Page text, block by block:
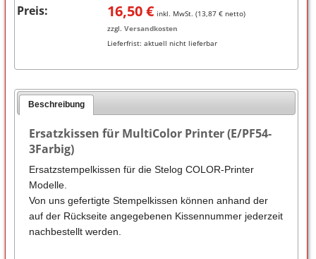
Preis: 16,50€ inkl. MwSt. (13,87€ netto)
zzgl. Versandkosten
Lieferfrist: aktuell nicht lieferbar
Beschreibung
Ersatzkissen für MultiColor Printer (E/PF54-
3Farbig)
Ersatzstempelkissen für die Stelog COLOR-Printer
Modelle.
Von uns gefertigte Stempelkissen können anhand der
auf der Rückseite angegebenen Kissennummer jederzeit
nachbestellt werden.